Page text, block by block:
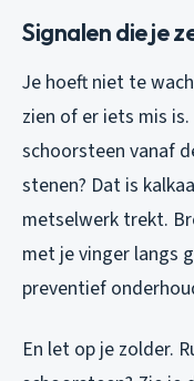
Signalen die je
Je hoeft niet te
zien of er iets mis
schoorsteen vanaf
stenen? Dat is
metselwerk trekt.
met je vinger langs
preventief
En let op je zolder.